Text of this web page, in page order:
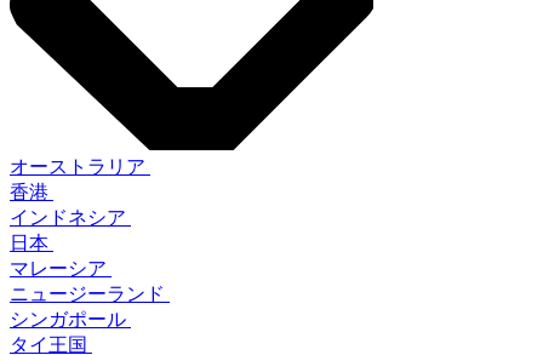
オーストラリア
香港
インドネシア
日本
マレーシア
ニュージーランド
シンガポール
タイ王国